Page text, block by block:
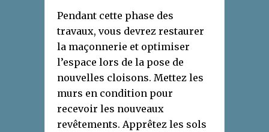
Pendant cette phase des
travaux, vous devrez restaurer
la maçonnerie et optimiser
l’espace lors de la pose de
nouvelles cloisons. Mettez les
murs en condition pour
recevoir les nouveaux
revêtements. Apprêtez les sols